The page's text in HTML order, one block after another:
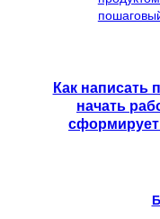
Как написать
начать